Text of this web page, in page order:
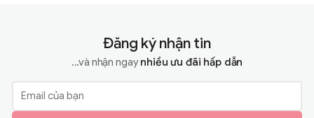
Đăng ký nhận tin
...và nhận ngaynhiều ưu đãi hấp dẫn